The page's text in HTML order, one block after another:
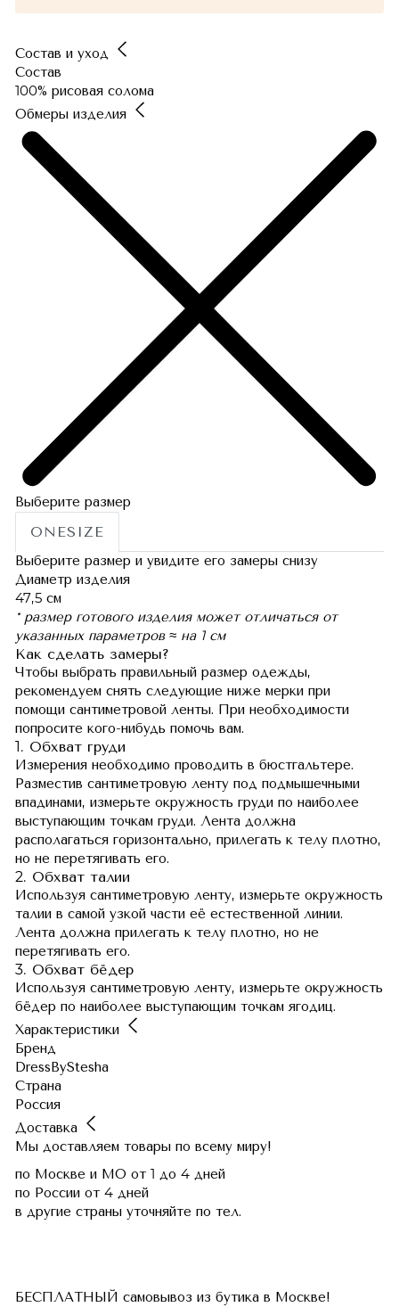
Состав и уход
Состав
100% рисовая солома
Обмеры изделия
Выберите размер
ONESIZE
Выберите размер и увидите его замеры снизу
Диаметр изделия
47,5 см
* размер готового изделия может отличаться от
указанных параметров ≈ на 1 см
Как сделать замеры?
Чтобы выбрать правильный размер одежды,
рекомендуем снять следующие ниже мерки при
помощи сантиметровой ленты. При необходимости
попросите кого-нибудь помочь вам.
1. Обхват груди
Измерения необходимо проводить в бюстгальтере.
Разместив сантиметровую ленту под подмышечными
впадинами, измерьте окружность груди по наиболее
выступающим точкам груди. Лента должна
располагаться горизонтально, прилегать к телу плотно,
но не перетягивать его.
2. Обхват талии
Используя сантиметровую ленту, измерьте окружность
талии в самой узкой части её естественной линии.
Лента должна прилегать к телу плотно, но не
перетягивать его.
3. Обхват бёдер
Используя сантиметровую ленту, измерьте окружность
бёдер по наиболее выступающим точкам ягодиц.
Характеристики
Бренд
DressByStesha
Страна
Россия
Доставка
Мы доставляем товары по всему миру!
по Москве и МО от 1 до 4 дней
по России от 4 дней
в другие страны уточняйте по тел.
БЕСПЛАТНЫЙ самовывоз из бутика в Москве!